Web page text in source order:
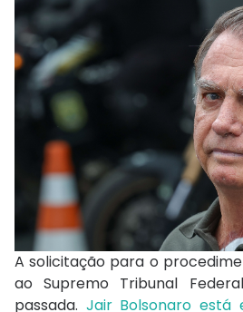
A solicitação para o
ao Supremo Tribunal
passada. Jair Bolsonaro está